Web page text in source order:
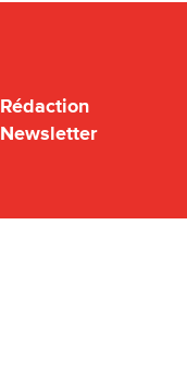
Rédaction
Newsletter